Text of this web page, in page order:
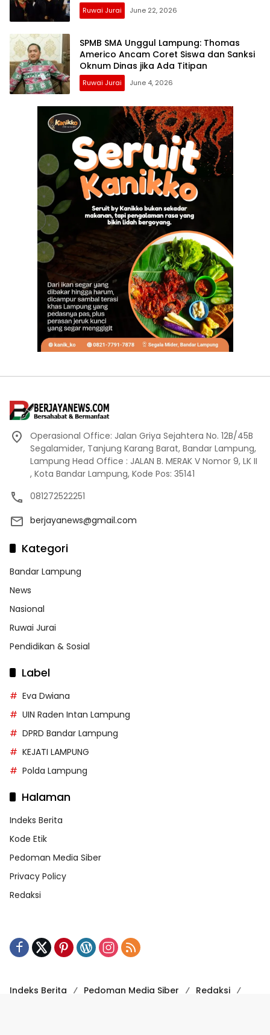
Ruwai Jurai June 22, 2026
SPMB SMA Unggul Lampung: Thomas
Americo Ancam Coret Siswa dan Sanksi
Oknum Dinas jika Ada Titipan
Ruwai Jurai June 4, 2026
Operasional Office: Jalan Griya Sejahtera No. 12B/45B
Segalamider, Tanjung Karang Barat, Bandar Lampung,
Lampung Head Office : JALAN B. MERAK V Nomor 9, LK II
, Kota Bandar Lampung, Kode Pos: 35141
081272522251
berjayanews@gmail.com
Kategori
Bandar Lampung
News
Nasional
Ruwai Jurai
Pendidikan & Sosial
Label
Eva Dwiana
UIN Raden Intan Lampung
DPRD Bandar Lampung
KEJATI LAMPUNG
Polda Lampung
Halaman
Indeks Berita
Kode Etik
Pedoman Media Siber
Privacy Policy
Redaksi
Indeks Berita Pedoman Media Siber
Redaksi